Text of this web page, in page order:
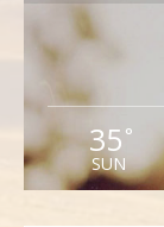
35 °
SUN